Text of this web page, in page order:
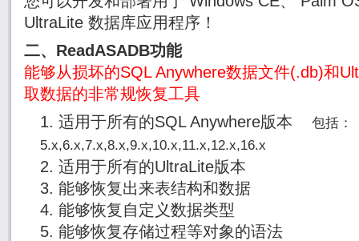
UltraLite 数据库应用程序！
二、ReadASADB功能
能够从损坏的SQL Anywhere数据文件(.db)和
取数据的非常规恢复工具
适用于所有的SQL Anywhere版本 包括：
5.x,6.x,7.x,8.x,9.x,10.x,11.x,12.x,16.x
适用于所有的UltraLite版本
能够恢复出来表结构和数据
能够恢复自定义数据类型
能够恢复存储过程等对象的语法